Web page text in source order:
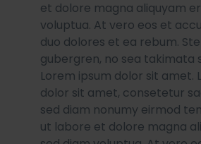
et dolore magna aliquyam
voluptua. At vero eos et
duo dolores et ea rebum.
gubergren, no sea takimata
Lorem ipsum dolor sit amet.
dolor sit amet, consetetur
sed diam nonumy eirmod
ut labore et dolore magna